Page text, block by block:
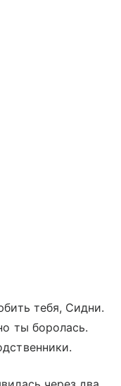
тебя, Сидни.
ты боролась.